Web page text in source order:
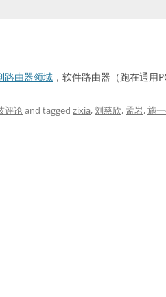
路由器领域 ，软件路由器（跑在通用
评论and tagged zixia,刘慈欣, 孟岩,施